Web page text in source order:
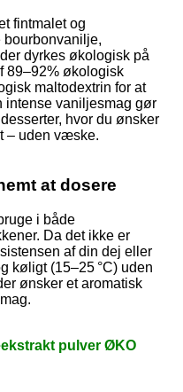
fintmalet og
dyrkes økologisk på
89–92% økologisk
maltodextrin for at
intense vaniljesmag gør
hvor du ønsker
– uden væske.
at dosere
i både
Da det ikke er
af din dej eller
køligt (15–25 °C) uden
ønsker et aromatisk
pulver ØKO